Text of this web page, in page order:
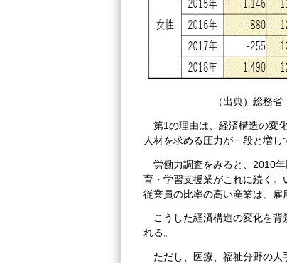
（出典）総務
第1の理由は、経済構造の変
人材を求める圧力が一段と増し
労働力調査をみると、2010
育・学習支援業がこれに続く
従業員の比率の高い産業は、雇
こうした経済構造の変化を
れる。
ただし、医療、福祉分野の